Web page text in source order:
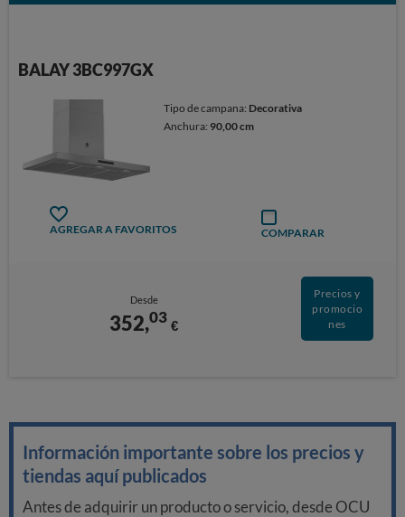
BALAY 3BC997GX
Tipo de campana: Decorativa
Anchura: 90,00 cm
AGREGAR A FAVORITOS COMPARAR
Desde
352,03 €
Precios y
promocio
nes
Información importante sobre los precios y
tiendas aquí publicados
Antes de adquirir un producto o servicio, desde OCU